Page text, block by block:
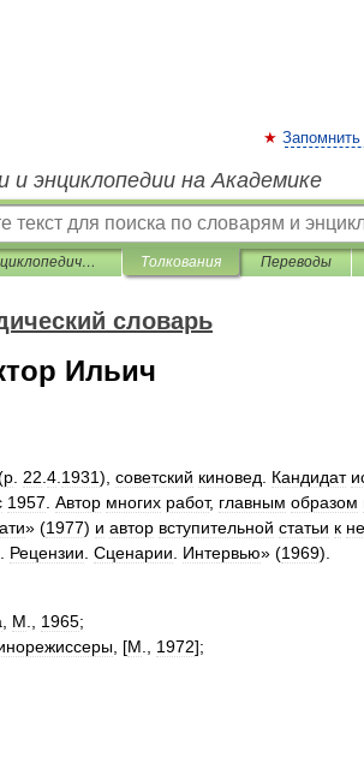
Запомнить
и энциклопедии на Академике
Кино: Энциклопедический словарь Толкования Переводы
словарь
Ильич
р 22 4 1931), советский киновед Кандидат
1957 Автор многих работ, главным образом
» (1977) и автор вступительной статьи к
Рецензии Сценарии Интервью» (1969).
М 1965;
, [М 1972];